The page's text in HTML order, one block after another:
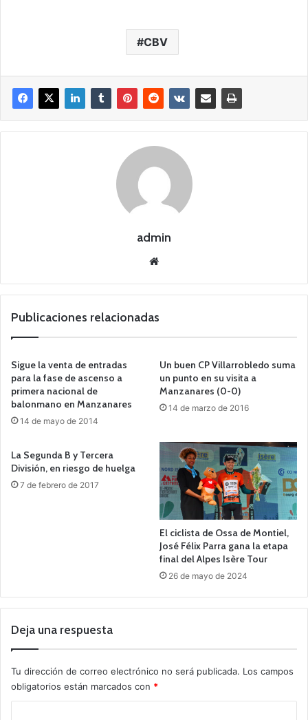
CBV
admin
we
Publicaciones relacionadas
Sigue la venta de entradas
para la fase de ascenso a
primera nacional de
balonmano en Manzanares
14 de mayo de 2014
Un buen CP Villarrobledo suma
un punto en su visita a
Manzanares (0-0)
14 de marzo de 2016
La Segunda B y Tercera
División, en riesgo de huelga
7 de febrero de 2017
El ciclista de Ossa de Montiel,
José Félix Parra gana la etapa
final del Alpes Isère Tour
26 de mayo de 2024
Deja una respuesta
Tu dirección de correo electrónico no será publicada. Los campos
obligatorios están marcados con *